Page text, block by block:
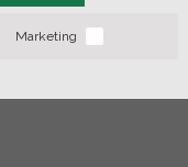
Marketing